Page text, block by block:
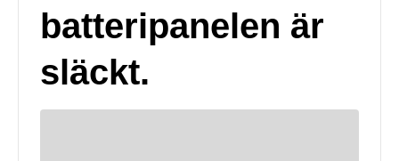
batteripanelen är
släckt.